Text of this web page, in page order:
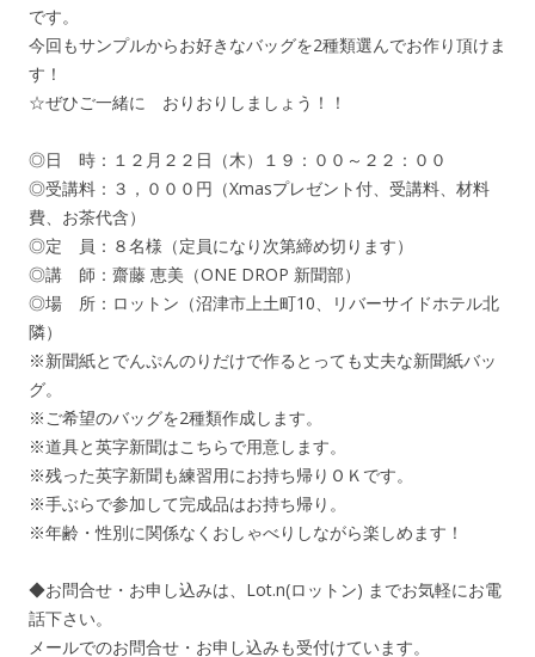
です。
今回もサンプルからお好きなバッグを2種類選んでお作り頂けま
す！
☆ぜひご一緒に おりおりしましょう！！
◎日 時：１２月２２日（木）１９：００～２２：００
◎受講料：３，０００円（Xmasプレゼント付、受講料、材料
費、お茶代含）
◎定 員：８名様（定員になり次第締め切ります）
◎講 師：齋藤 恵美（ONE DROP 新聞部）
◎場 所：ロットン（沼津市上土町10、リバーサイドホテル北
隣）
※新聞紙とでんぷんのりだけで作るとっても丈夫な新聞紙バッ
グ。
※ご希望のバッグを2種類作成します。
※道具と英字新聞はこちらで用意します。
※残った英字新聞も練習用にお持ち帰りＯＫです。
※手ぶらで参加して完成品はお持ち帰り。
※年齢・性別に関係なくおしゃべりしながら楽しめます！
◆お問合せ・お申し込みは、Lot.n(ロットン) までお気軽にお電
話下さい。
メールでのお問合せ・お申し込みも受付けています。